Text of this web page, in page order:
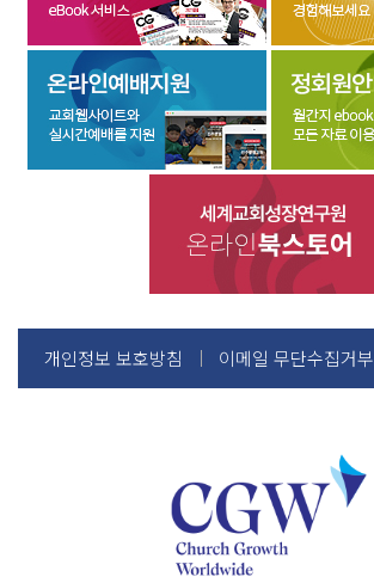
개인정보 보호방침 이메일 무단수집거부